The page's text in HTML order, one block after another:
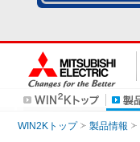
WIN2Kトップ 製品情報